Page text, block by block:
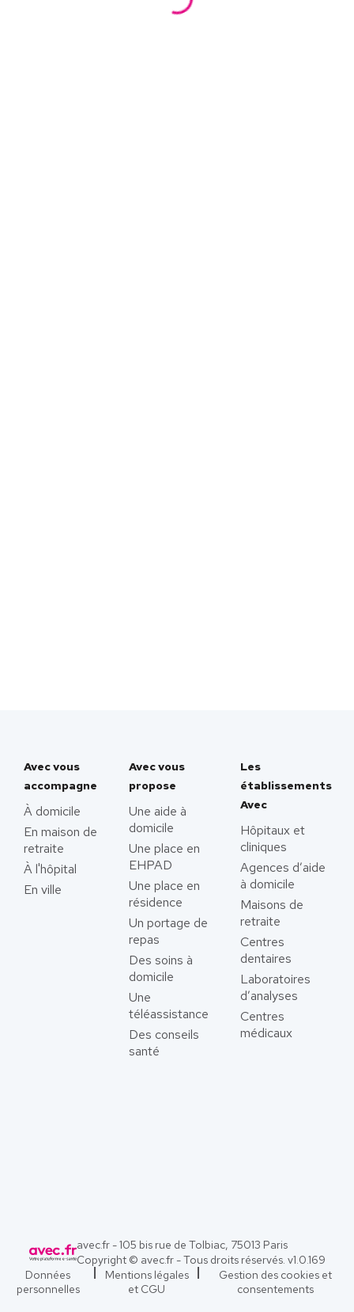
Avec vous
accompagne
À domicile
En maison de
retraite
À l'hôpital
En ville
Avec vous
propose
Une aide à
domicile
Une place en
EHPAD
Une place en
résidence
Un portage de
repas
Des soins à
domicile
Une
téléassistance
Des conseils
santé
Les
établissements
Avec
Hôpitaux et
cliniques
Agences d’aide
à domicile
Maisons de
retraite
Centres
dentaires
Laboratoires
d’analyses
Centres
médicaux
avec.fr - 105 bis rue de Tolbiac, 75013 Paris
Copyright © avec.fr - Tous droits réservés. v1.0.169
Données
personnelles
Mentions légales
et CGU
Gestion des cookies et
consentements